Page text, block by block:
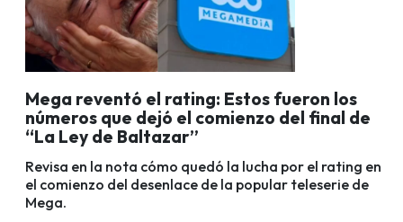
Mega reventó el rating: Estos fueron los
números que dejó el comienzo del final de
“La Ley de Baltazar”
Revisa en la nota cómo quedó la lucha por el rating en
el comienzo del desenlace de la popular teleserie de
Mega.